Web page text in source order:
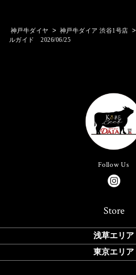
神戸牛ダイヤ > 神戸牛ダイア 渋谷1号店 >
ルガイド 2026/06/25
Follow Us
Store
浅草エリア
東京エリア